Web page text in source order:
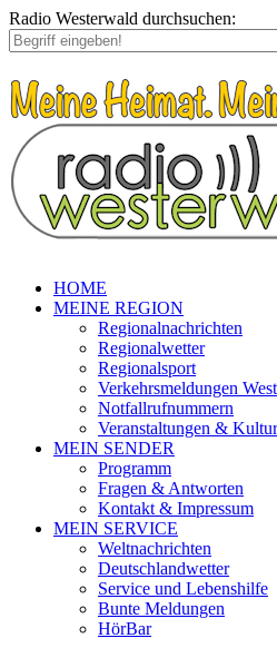
Radio Westerwald durchsuchen:
HOME
MEINE REGION
Regionalnachrichten
Regionalwetter
Regionalsport
Verkehrsmeldungen
Notfallrufnummern
Veranstaltungen & Kultur
MEIN SENDER
Programm
Fragen & Antworten
Kontakt & Impressum
MEIN SERVICE
Weltnachrichten
Deutschlandwetter
Service und Lebenshilfe
Bunte Meldungen
HörBar